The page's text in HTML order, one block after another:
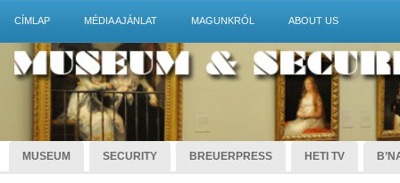
CÍMLAP MÉDIA AJÁNLAT MAGUNKRÓL ABOUT US
MUSEUM SECURITY BREUERPRESS HETI TV